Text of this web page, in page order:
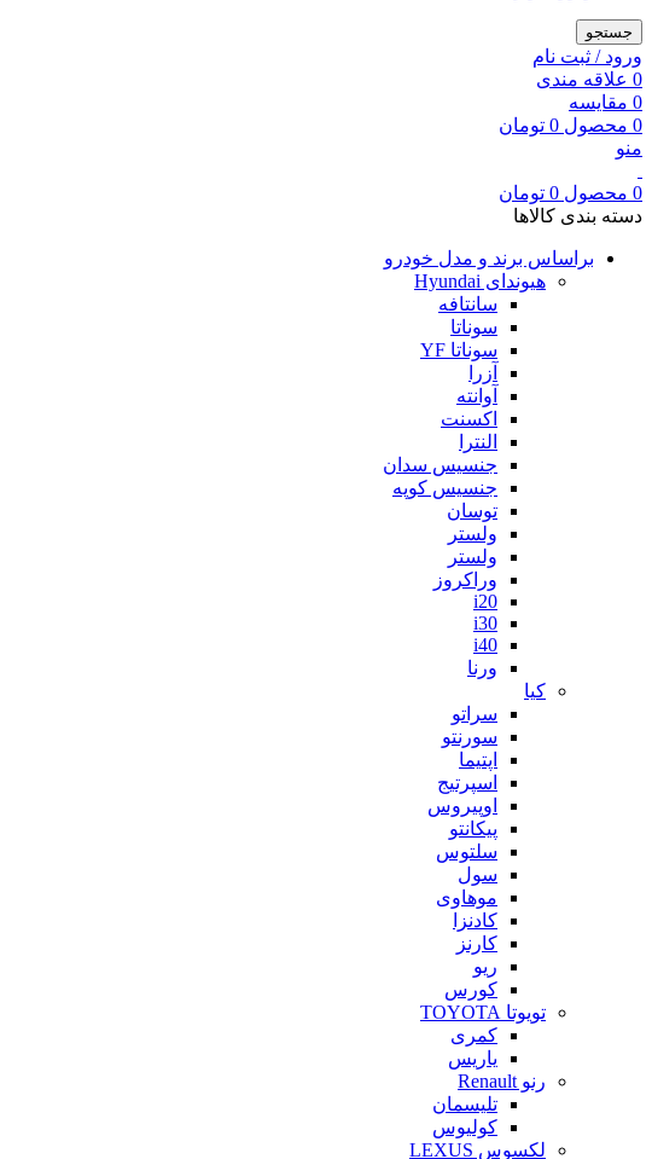
جستجو
ورود / ثبت نام
0 علاقه مندی
0 مقایسه
0 محصول 0 تومان
منو
0 محصول 0 تومان
دسته بندی کالاها
براساس برند و مدل خودرو
هیوندای Hyundai
سانتافه
سوناتا
سوناتا YF
آزرا
آوانته
اکسنت
النترا
جنسیس سدان
جنسیس کوپه
توسان
ولستر
ولستر
وراکروز
i20
i30
i40
ورنا
کیا
سراتو
سورنتو
اپتیما
اسپرتیج
اوپیروس
پیکانتو
سلتوس
سول
موهاوی
کادنزا
کارنز
ریو
کورس
تویوتا TOYOTA
کمری
یاریس
رنو Renault
تلیسمان
کولیوس
لکسوس LEXUS